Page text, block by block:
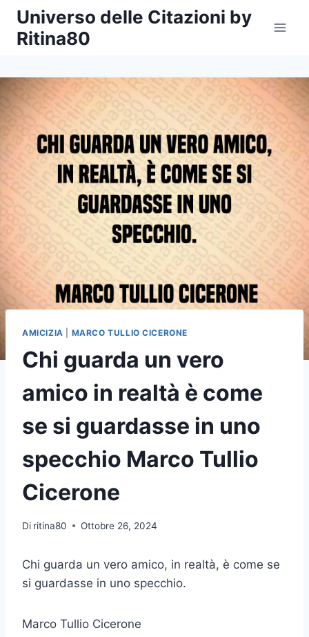
Salta
contenuto
Universo delle Citazioni by
Ritina80
AMICIZIA MARCO TULLIO CICERONE
Chi guarda un vero
amico in realtà è come
se si guardasse in uno
specchio Marco Tullio
Cicerone
Di ritina80 Ottobre 26, 2024
Chi guarda un vero amico, in realtà, è come se
si guardasse in uno specchio.
Marco Tullio Cicerone